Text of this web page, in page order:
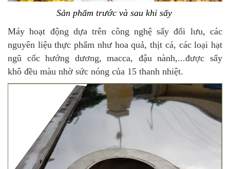
Sản phẩm trước và sau khi sấy
Máy hoạt động dựa trên công nghệ sấy đối lưu, các
nguyên liệu thực phẩm như hoa quả, thịt cá, các loại hạt
ngũ cốc hướng dương, macca, đậu nành,...được sấy
khô đều màu nhờ sức nóng của 15 thanh nhiệt.